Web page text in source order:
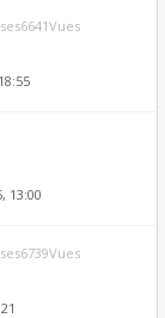
13:00